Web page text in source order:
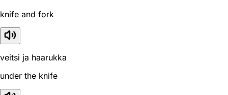
knife and fork
veitsi ja haarukka
under the knife